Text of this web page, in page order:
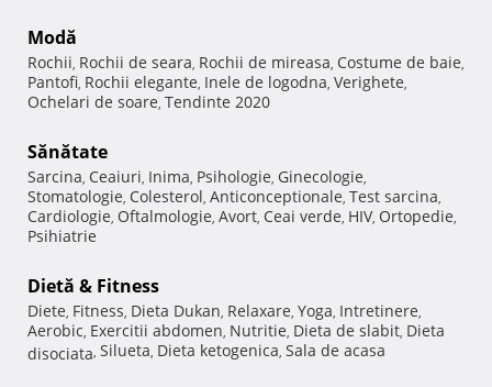
Modă
Rochii, Rochii de seara, Rochii de mireasa, Costume de baie,
Pantofi, Rochii elegante, Inele de logodna, Verighete,
Ochelari de soare, Tendinte 2020
Sănătate
Sarcina, Ceaiuri, Inima, Psihologie, Ginecologie,
Stomatologie, Colesterol, Anticonceptionale, Test sarcina,
Cardiologie, Oftalmologie, Avort, Ceai verde, HIV, Ortopedie,
Psihiatrie
Dietă & Fitness
Diete, Fitness, Dieta Dukan, Relaxare, Yoga, Intretinere,
Aerobic, Exercitii abdomen, Nutritie, Dieta de slabit, Dieta
disociata, Silueta, Dieta ketogenica, Sala de acasa